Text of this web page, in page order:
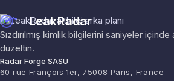
LeakRadar
Sızdırılmış kimlik bilgilerini saniyeler içinde
düzeltin.
Radar Forge SASU
60 rue François 1er, 75008 Paris, France